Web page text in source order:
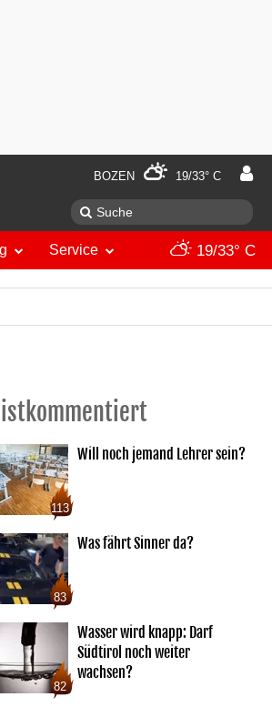
BOZEN 19/33° C
Service 19/33° C
113
Will noch jemand Lehrer sein?
83
Was fährt Sinner da?
82
Wasser wird knapp: Darf
Südtirol noch weiter
wachsen?